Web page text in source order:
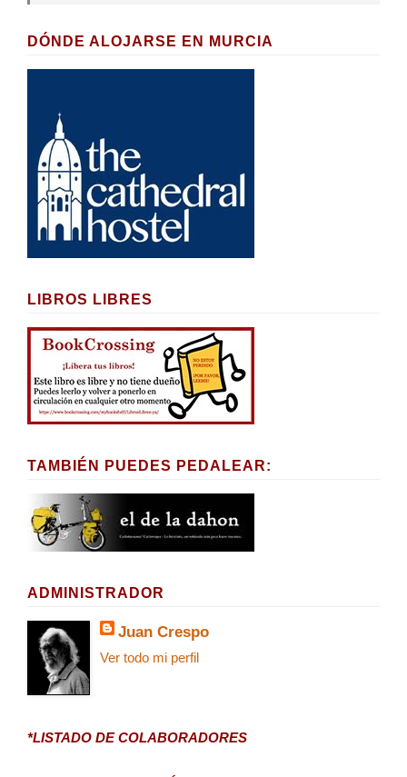
DÓNDE ALOJARSE EN MURCIA
LIBROS LIBRES
TAMBIÉN PUEDES PEDALEAR:
ADMINISTRADOR
Juan Crespo
Ver todo mi perfil
*LISTADO DE COLABORADORES